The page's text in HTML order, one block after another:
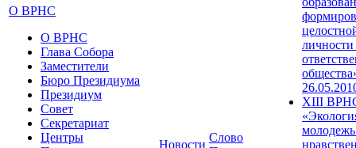
О ВРНС
О ВРНС
Глава Собора
Заместители
Бюро Президиума
Президиум
Совет
Секретариат
Центры
Новости
Слово
XIII